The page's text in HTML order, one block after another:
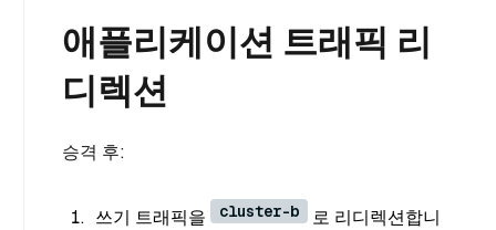
애플리케이션 트래픽 리
디렉션
승격 후:
쓰기 트래픽을 cluster-b
로 리디렉션합니